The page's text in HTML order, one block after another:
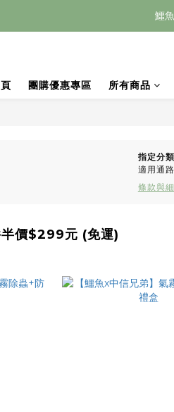
鱷
團購優惠專區 所有商品
指定分
適用通
條款與
價$299元 (免運)